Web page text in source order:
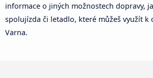
informace o jiných možnostech dopravy,
spolujízda či letadlo, které můžeš využít k
Varna.